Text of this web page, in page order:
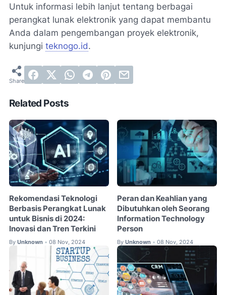
Untuk informasi lebih lanjut tentang berbagai
perangkat lunak elektronik yang dapat membantu
Anda dalam pengembangan proyek elektronik,
kunjungi teknogo.id.
Related Posts
Rekomendasi Teknologi
Berbasis Perangkat Lunak
untuk Bisnis di 2024:
Inovasi dan Tren Terkini
By Unknown • 08 Nov, 2024
Peran dan Keahlian yang
Dibutuhkan oleh Seorang
Information Technology
Person
By Unknown • 08 Nov, 2024